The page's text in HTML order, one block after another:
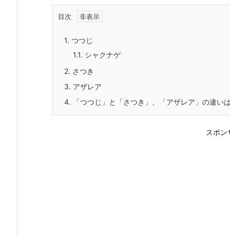
目次
1. つつじ
1.1. シャクナゲ
2. さつき
3. アザレア
4. 「つつじ」と「さつき」、「アザレア」の違い
スポン